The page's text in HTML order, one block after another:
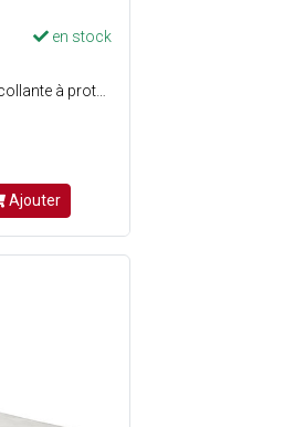
en stock
Ajouter